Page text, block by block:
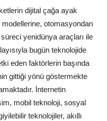
dijital çağa ayak
otomasyondan
yenidünya araçları ile
bugün teknolojide
eden faktörlerin başında
gittiği yönü göstermekte
İnternetin
mobil teknoloji, sosyal
teknolojiler, akıllı